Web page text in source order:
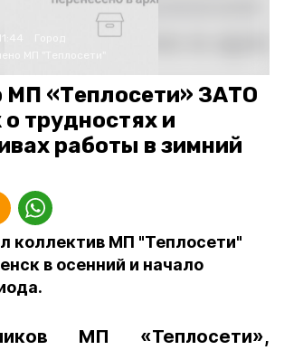
МП "Теплосети"
МП «Теплосети» ЗАТО
трудностях и
работы в зимний
коллектив МП "Теплосети"
в осенний и начало
МП «Теплосети»,